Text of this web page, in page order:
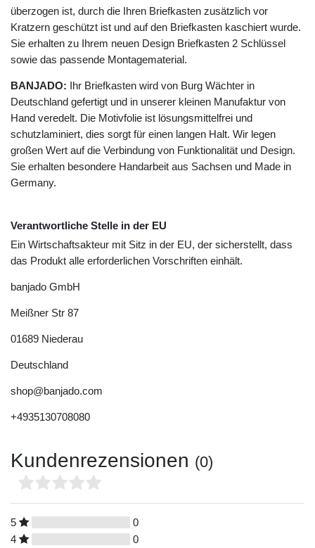
überzogen ist, durch die Ihren Briefkasten zusätzlich vor
Kratzern geschützt ist und auf den Briefkasten kaschiert wurde.
Sie erhalten zu Ihrem neuen Design Briefkasten 2 Schlüssel
sowie das passende Montagematerial.
BANJADO: Ihr Briefkasten wird von Burg Wächter in
Deutschland gefertigt und in unserer kleinen Manufaktur von
Hand veredelt. Die Motivfolie ist lösungsmittelfrei und
schutzlaminiert, dies sorgt für einen langen Halt. Wir legen
großen Wert auf die Verbindung von Funktionalität und Design.
Sie erhalten besondere Handarbeit aus Sachsen und Made in
Germany.
Verantwortliche Stelle in der EU
Ein Wirtschaftsakteur mit Sitz in der EU, der sicherstellt, dass
das Produkt alle erforderlichen Vorschriften einhält.
banjado GmbH
Meißner Str 87
01689 Niederau
Deutschland
shop@banjado.com
+4935130708080
Kundenrezensionen (0)
5
0
4
0